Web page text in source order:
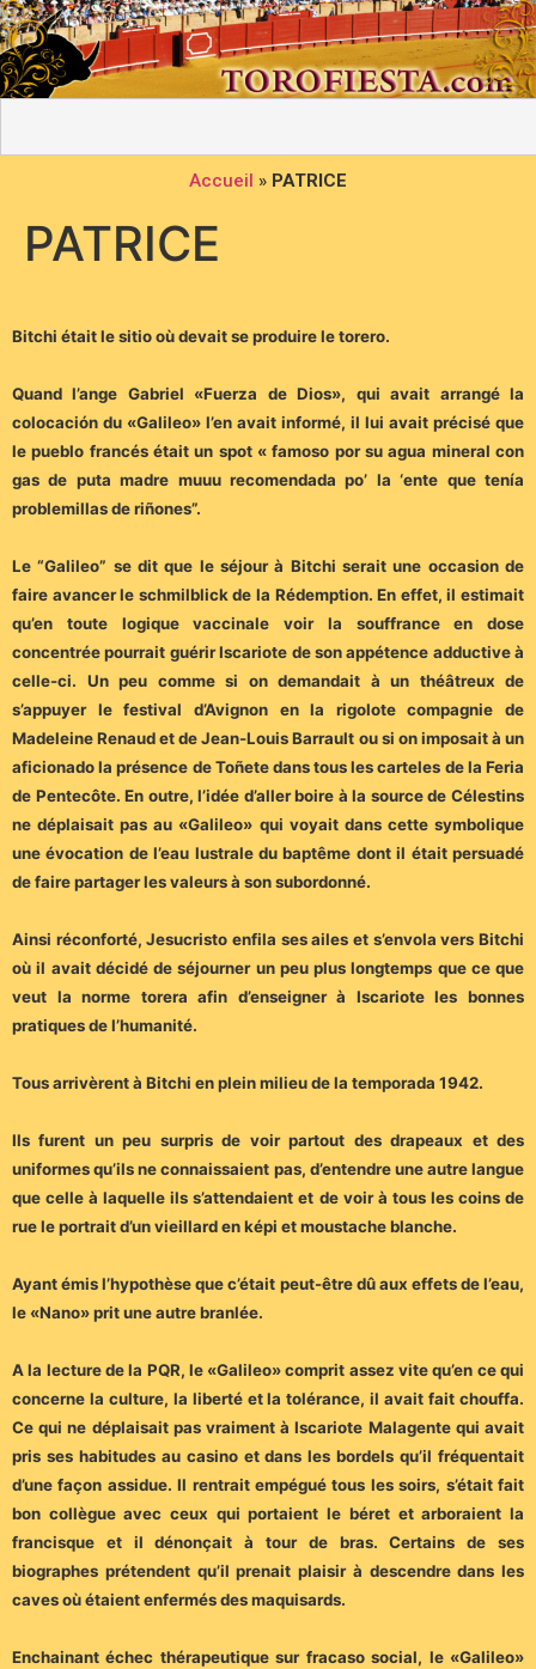
Accueil » PATRICE
PATRICE
Bitchi était le sitio où devait se produire le torero.
Quand l’ange Gabriel «Fuerza de Dios», qui avait arrangé la
colocación du «Galileo» l’en avait informé, il lui avait précisé que
le pueblo francés était un spot « famoso por su agua mineral con
gas de puta madre muuu recomendada po’ la ‘ente que tenía
problemillas de riñones”.
Le “Galileo” se dit que le séjour à Bitchi serait une occasion de
faire avancer le schmilblick de la Rédemption. En effet, il estimait
qu’en toute logique vaccinale voir la souffrance en dose
concentrée pourrait guérir Iscariote de son appétence adductive à
celle-ci. Un peu comme si on demandait à un théâtreux de
s’appuyer le festival d’Avignon en la rigolote compagnie de
Madeleine Renaud et de Jean-Louis Barrault ou si on imposait à un
aficionado la présence de Toñete dans tous les carteles de la Feria
de Pentecôte. En outre, l’idée d’aller boire à la source de Célestins
ne déplaisait pas au «Galileo» qui voyait dans cette symbolique
une évocation de l’eau lustrale du baptême dont il était persuadé
de faire partager les valeurs à son subordonné.
Ainsi réconforté, Jesucristo enfila ses ailes et s’envola vers Bitchi
où il avait décidé de séjourner un peu plus longtemps que ce que
veut la norme torera afin d’enseigner à Iscariote les bonnes
pratiques de l’humanité.
Tous arrivèrent à Bitchi en plein milieu de la temporada 1942.
Ils furent un peu surpris de voir partout des drapeaux et des
uniformes qu’ils ne connaissaient pas, d’entendre une autre langue
que celle à laquelle ils s’attendaient et de voir à tous les coins de
rue le portrait d’un vieillard en képi et moustache blanche.
Ayant émis l’hypothèse que c’était peut-être dû aux effets de l’eau,
le «Nano» prit une autre branlée.
A la lecture de la PQR, le «Galileo» comprit assez vite qu’en ce qui
concerne la culture, la liberté et la tolérance, il avait fait chouffa.
Ce qui ne déplaisait pas vraiment à Iscariote Malagente qui avait
pris ses habitudes au casino et dans les bordels qu’il fréquentait
d’une façon assidue. Il rentrait empégué tous les soirs, s’était fait
bon collègue avec ceux qui portaient le béret et arboraient la
francisque et il dénonçait à tour de bras. Certains de ses
biographes prétendent qu’il prenait plaisir à descendre dans les
caves où étaient enfermés des maquisards.
Enchainant échec thérapeutique sur fracaso social, le «Galileo»